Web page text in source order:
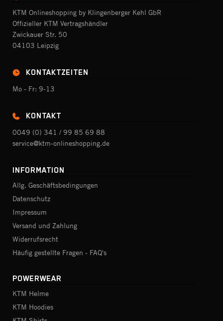
KTM Onlineshopping by Klingenberger Kehl GbR
Offizieller KTM Vertragshändler
Zwickauer Str. 50
04103 Leipzig
KONTAKTZEITEN
Mo - Fr: 9-13
KONTAKT
0049 (0) 341 / 99 85 69 88
service@ktm-onlineshopping.de
INFORMATION
Allg. Geschäftsbedingungen
Datenschutz
Impressum
Versand und Zahlung
Widerrufsrecht
Häufig gestellte Fragen - FAQ's
POWERWEAR
KTM Helme
KTM Hoodies